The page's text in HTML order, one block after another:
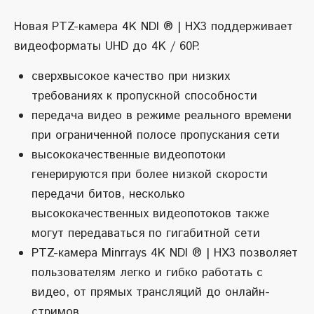
Новая PTZ-камера 4K NDI ® | HX3 поддерживает
видеоформаты UHD до 4K / 60P.
сверхвысокое качество при низких
требованиях к пропускной способности
передача видео в режиме реального времени
при ограниченной полосе пропускания сети
высококачественные видеопотоки
генерируются при более низкой скорости
передачи битов, несколько
высококачественных видеопотоков также
могут передаваться по гигабитной сети
PTZ-камера Minrrays 4K NDI ® | HX3 позволяет
пользователям легко и гибко работать с
видео, от прямых трансляций до онлайн-